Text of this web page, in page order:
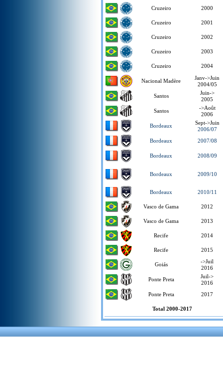
Cruzeiro
2000
Cruzeiro 2001
Cruzeiro 2002
Cruzeiro 2003
Cruzeiro 2004
Nacional Madère
Janv->Juin
2004/05
Santos
Juin->
2005
Santos
->Août
2006
Bordeaux
Sept->Juin
2006/07
Bordeaux
2007/08
Bordeaux 2008/09
Bordeaux 2009/10
Bordeaux 2010/11
Vasco de Gama 2012
Vasco de Gama 2013
Recife 2014
Recife 2015
Goiás
->Juil
2016
Ponte Preta
Juil->
2016
Ponte Preta
2017
Total 2000-2017